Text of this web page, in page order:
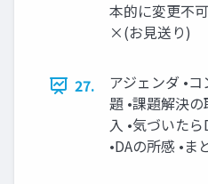
本的に変更不
×(お見送り)
27.
アジェンダ •
題 •課題解決
入 •気づいた
•DAの所感 •ま